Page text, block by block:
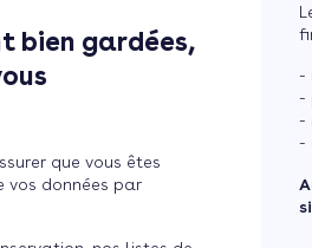
bien gardées,
que vous êtes
vos données par
-
-
-
-
de la
règlementations, tendances marché,
l'information